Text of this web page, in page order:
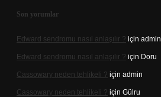
Son yorumlar
Edward sendromu nasıl anlaşılır ? için admin
Edward sendromu nasıl anlaşılır ? için Doru
Cassowary neden tehlikeli ? için admin
Cassowary neden tehlikeli ? için Gülru